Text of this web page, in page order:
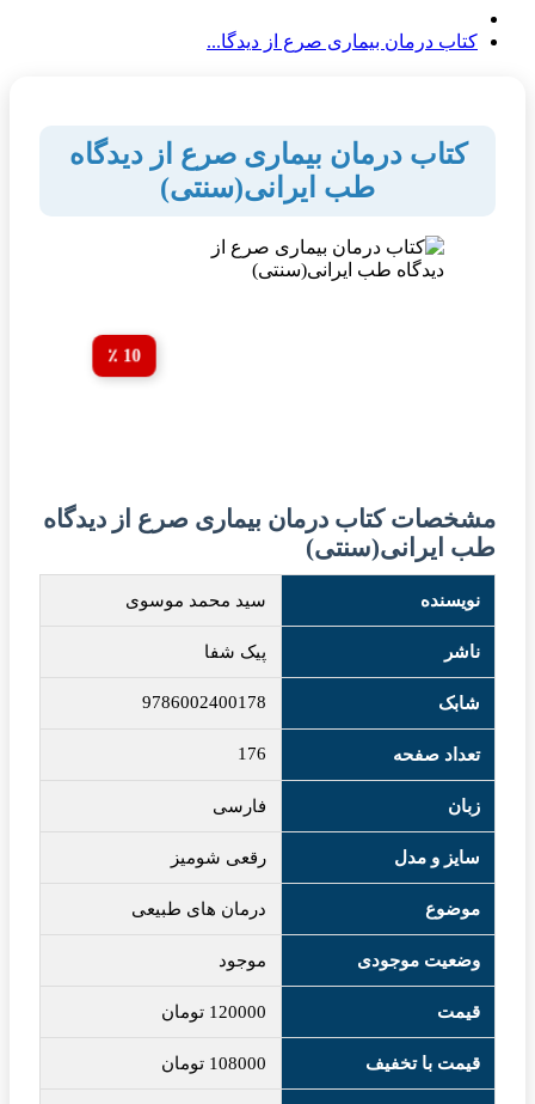
کتاب درمان بیماری صرع از دیدگا...
کتاب درمان بیماری صرع از دیدگاه
طب ایرانی(سنتی)
10 ٪
مشخصات کتاب درمان بیماری صرع از دیدگاه
طب ایرانی(سنتی)
نویسنده سید محمد موسوی
ناشر پیک شفا
شابک 9786002400178
تعداد صفحه 176
زبان فارسی
سایز و مدل رقعی شومیز
موضوع درمان های طبیعی
وضعیت موجودی موجود
قیمت 120000 تومان
قیمت با تخفیف 108000 تومان